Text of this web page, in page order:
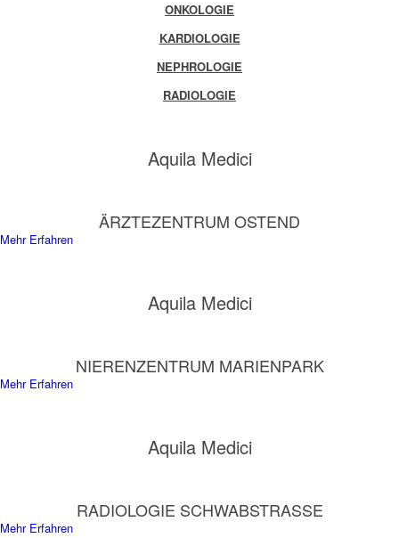
ONKOLOGIE
KARDIOLOGIE
NEPHROLOGIE
RADIOLOGIE
Aquila Medici
ÄRZTEZENTRUM OSTEND
Mehr Erfahren
Aquila Medici
NIERENZENTRUM MARIENPARK
Mehr Erfahren
Aquila Medici
RADIOLOGIE SCHWABSTRASSE
Mehr Erfahren